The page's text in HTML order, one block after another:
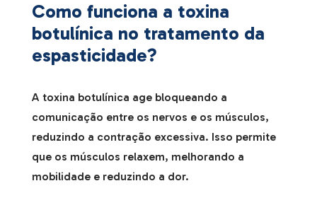
Como funciona a toxina
botulínica no tratamento da
espasticidade?
A toxina botulínica age bloqueando a
comunicação entre os nervos e os músculos,
reduzindo a contração excessiva. Isso permite
que os músculos relaxem, melhorando a
mobilidade e reduzindo a dor.